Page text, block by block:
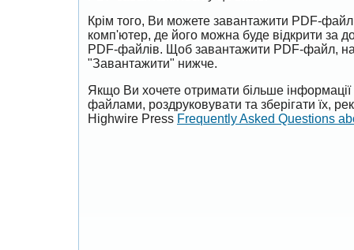
Крім того, Ви можете завантажити PDF-
комп'ютер, де його можна буде відкрити за
PDF-файлів. Щоб завантажити PDF-файл,
"Завантажити" нижче.
Якщо Ви хочете отримати більше
файлами, роздруковувати та зберігати їх,
Highwire Press Frequently Asked Questions